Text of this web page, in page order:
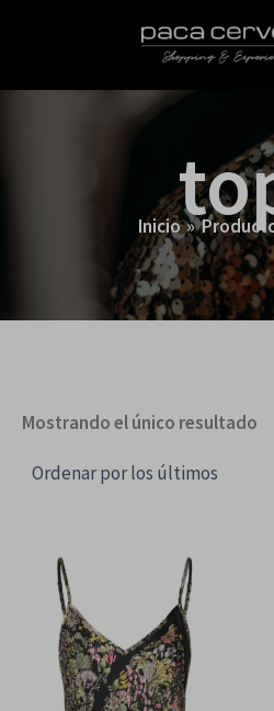
Inicio
Mostrando el único resultado